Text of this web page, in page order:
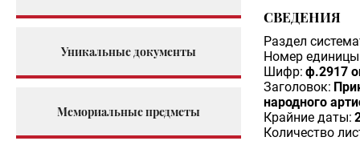
Уникальные документы
Мемориальные предметы
СВЕДЕНИЯ
Раздел
Номер единицы
Шифр: ф.2917
Заголовок:
народного
Крайние даты:
Количество